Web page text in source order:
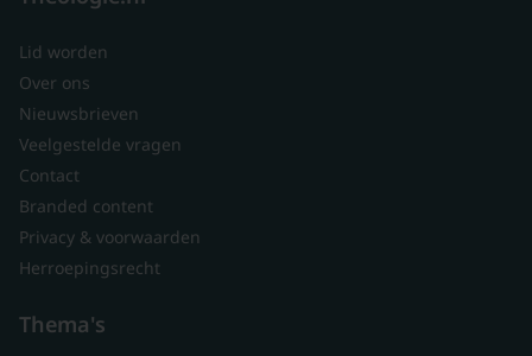
Lid worden
Over ons
Nieuwsbrieven
Veelgestelde vragen
Contact
Branded content
Privacy & voorwaarden
Herroepingsrecht
Thema's